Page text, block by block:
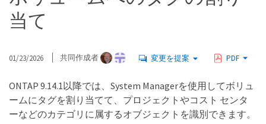
当て
01/23/2026 共同作成者 変更を提案 PDF
ONTAP 9.14.1以降では、System Managerを使用してボリュ
ームにタグを割り当てて、プロジェクトやコスト センタ
ーなどのカテゴリに属するオブジェクトを識別できます。